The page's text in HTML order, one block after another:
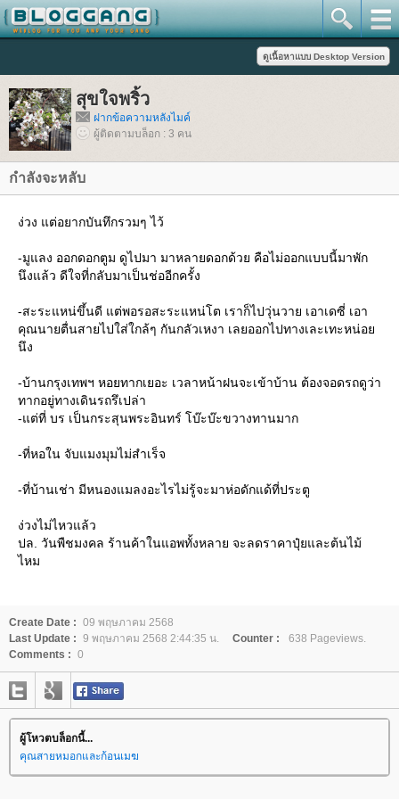
สุขใจพริ้ว
ฝากข้อความหลังไมค์
ผู้ติดตามบล็อก : 3 คน
กำลังจะหลับ
ง่วง แต่อยากบันทึกรวมๆ ไว้
-มูแลง ออกดอกตูม ดูไปมา มาหลายดอกด้วย คือไม่ออกแบบนี้มาพัก
นึงแล้ว ดีใจที่กลับมาเป็นช่ออีกครั้ง
-สะระแหน่ขึ้นดี แต่พอรอสะระแหน่โต เราก็ไปวุ่นวาย เอาเดซี่ เอา
คุณนายตื่นสายไปใส่ใกล้ๆ กันกลัวเหงา เลยออกไปทางเละเทะหน่อ
นึง
-บ้านกรุงเทพฯ หอยทากเยอะ เวลาหน้าฝนจะเข้าบ้าน ต้องจอดรถดูว่า
ทากอยู่ทางเดินรถรึเปล่า
-แต่ที่ บร เป็นกระสุนพระอินทร์ โบ๊ะบ๊ะขวางทานมาก
-ที่หอใน จับแมงมุมไม่สำเร็จ
-ที่บ้านเช่า มีหนองแมลงอะไรไม่รู้จะมาห่อดักแด้ที่ประตู
ง่วงไม่ไหวแล้ว
ปล. วันพืชมงคล ร้านค้าในแอพทั้งหลาย จะลดราคาปุ๋ยและต้นไม้
ไหม
Create Date : 09 พฤษภาคม 2568
Last Update : 9 พฤษภาคม 2568 2:44:35 น. Counter :
638 Pageviews.
Comments : 0
ผู้โหวตบล็อกนี้...
คุณสายหมอกและก้อนเมฆ